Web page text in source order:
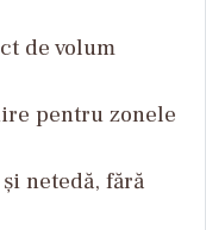
de volum
pentru zonele
netedă, fără